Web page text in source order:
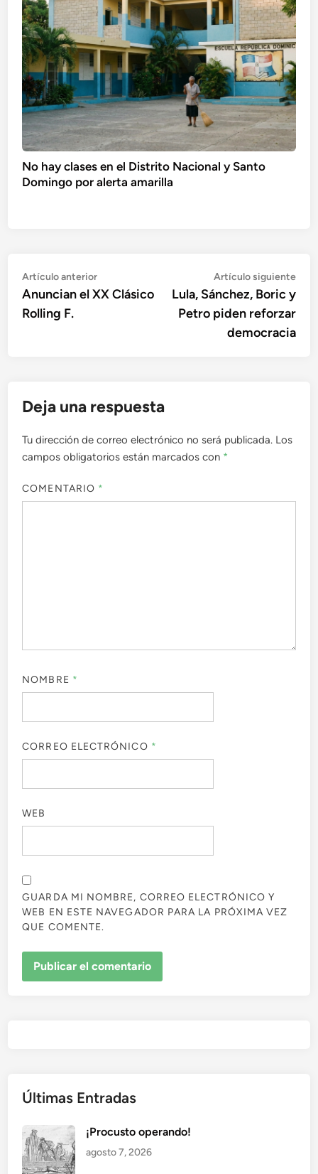
No hay clases en el Distrito Nacional y Santo
Domingo por alerta amarilla
Navegación
de
entradas
Artículo anteriorArtículo
anterior:
Anuncian el XX Clásico
Rolling F.
Artículo siguiente
Lula, Sánchez, Boric y
Petro piden reforzar
democracia
Deja una respuesta
Tu dirección de correo electrónico no será publicada. Los
campos obligatorios están marcados con *
COMENTARIO *
NOMBRE *
CORREO ELECTRÓNICO *
WEB
GUARDA MI NOMBRE, CORREO ELECTRÓNICO Y
WEB EN ESTE NAVEGADOR PARA LA PRÓXIMA VEZ
QUE COMENTE.
Últimas Entradas
¡Procusto operando!
agosto 7, 2026